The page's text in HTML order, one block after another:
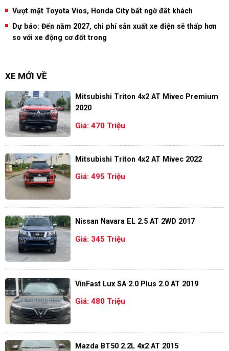
Vượt mặt Toyota Vios, Honda City bất ngờ đắt khách
Dự báo: Đến năm 2027, chi phí sản xuất xe điện sẽ thấp hơn
so với xe động cơ đốt trong
XE MỚI VỀ
Mitsubishi Triton 4x2 AT Mivec Premium
2020
Giá: 470 Triệu
Mitsubishi Triton 4x2 AT Mivec 2022
Giá: 495 Triệu
Nissan Navara EL 2.5 AT 2WD 2017
Giá: 345 Triệu
VinFast Lux SA 2.0 Plus 2.0 AT 2019
Giá: 480 Triệu
Mazda BT50 2.2L 4x2 AT 2015